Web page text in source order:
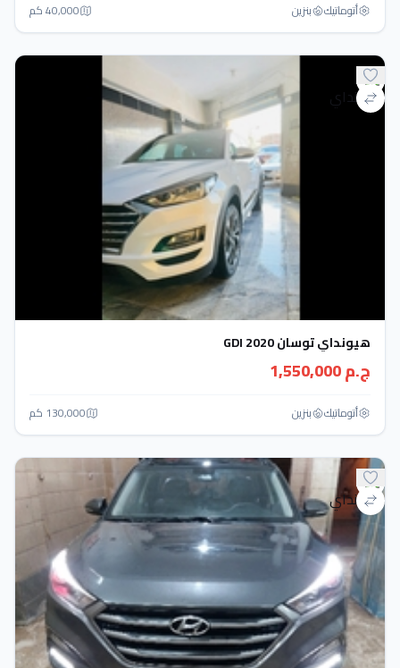
أتوماتيك‎ بنزين 40,000 كم
هيونداي توسان GDI 2020
ج.م 1,550,000
أتوماتيك‎ بنزين 130,000 كم